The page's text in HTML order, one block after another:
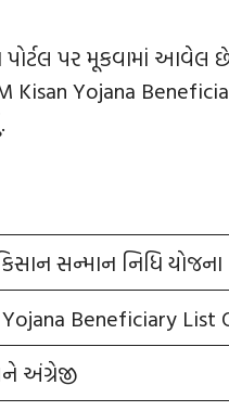
પર મૂકવામાં આવેલ
Yojana
કિસાન સન્માન નિધિ યોજના
Beneficiary List
અંગ્રેજી